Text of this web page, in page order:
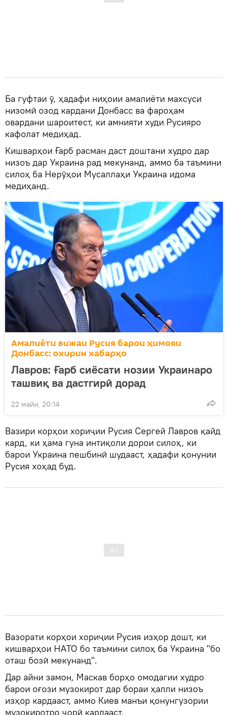
Ба гуфтаи ӯ, ҳадафи ниҳоии амалиёти махсуси
низомӣ озод кардани Донбасс ва фароҳам
овардани шароитест, ки амнияти худи Русияро
кафолат медиҳад.
Кишварҳои Ғарб расман даст доштани худро дар
низоъ дар Украина рад мекунанд, аммо ба таъмини
силоҳ ба Нерӯҳои Мусаллаҳи Украина идома
медиҳанд.
Амалиёти вижаи Русия барои ҳимояи
Донбасс: охирин хабарҳо
Лавров: Ғарб сиёсати нозии Украинаро
ташвиқ ва дастгирӣ дорад
22 майи, 20:14
Вазири корҳои хориҷии Русия Сергей Лавров қайд
кард, ки ҳама гуна интиқоли дорои силоҳ, ки
барои Украина пешбинӣ шудааст, ҳадафи қонунии
Русия хоҳад буд.
Вазорати корҳои хориҷии Русия изҳор дошт, ки
кишварҳои НАТО бо таъмини силоҳ ба Украина "бо
оташ бозӣ мекунанд".
Дар айни замон, Маскав борҳо омодагии худро
барои оғози музокирот дар бораи ҳалли низоъ
изҳор кардааст, аммо Киев манъи қонунгузории
музокиротро ҷорӣ кардааст.